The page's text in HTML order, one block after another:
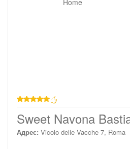
Sweet Navona
Адрес: Vicolo delle Vacche 7, Roma